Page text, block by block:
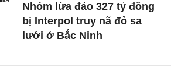
Nhóm lừa đảo 327 tỷ đồng
bị Interpol truy nã đỏ sa
lưới ở Bắc Ninh